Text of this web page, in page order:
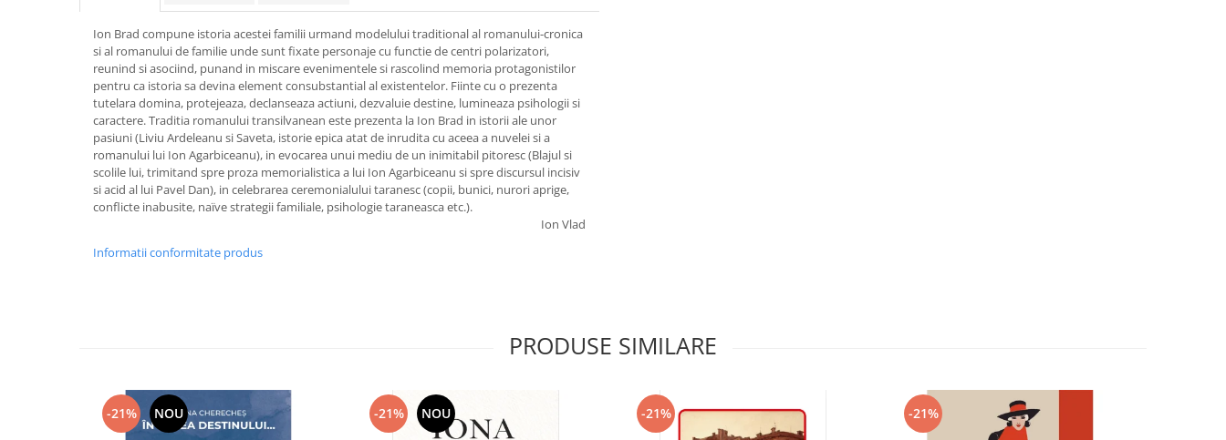
Ion Brad compune istoria acestei familii urmand modelului traditional al romanului-cronica
si al romanului de familie unde sunt fixate personaje cu functie de centri polarizatori,
reunind si asociind, punand in miscare evenimentele si rascolind memoria protagonistilor
pentru ca istoria sa devina element consubstantial al existentelor. Fiinte cu o prezenta
tutelara domina, protejeaza, declanseaza actiuni, dezvaluie destine, lumineaza psihologii si
caractere. Traditia romanului transilvanean este prezenta la Ion Brad in istorii ale unor
pasiuni (Liviu Ardeleanu si Saveta, istorie epica atat de inrudita cu aceea a nuvelei si a
romanului lui Ion Agarbiceanu), in evocarea unui mediu de un inimitabil pitoresc (Blajul si
scolile lui, trimitand spre proza memorialistica a lui Ion Agarbiceanu si spre discursul incisiv
si acid al lui Pavel Dan), in celebrarea ceremonialului taranesc (copii, bunici, nurori aprige,
conflicte inabusite, naïve strategii familiale, psihologie taraneasca etc.).
Ion Vlad
Informatii conformitate produs
PRODUSE SIMILARE
-21% NOU -21% NOU -21% -21%